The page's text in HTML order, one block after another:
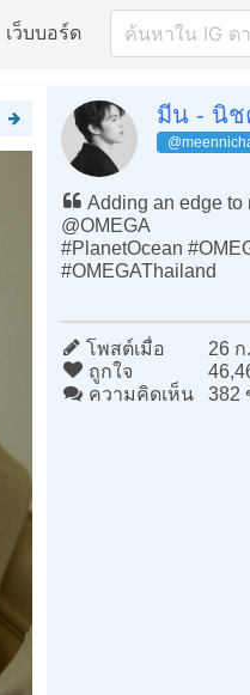
เว็บบอร์ด
มีน - นิ
Adding an edge to
@OMEGA
#PlanetOcean
#OMEGAThailand
โพสต์เมื่อ
26 ก
ถูกใจ
ความคิดเห็น
382